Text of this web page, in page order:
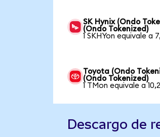
SK Hynix (Ondo
(Ondo Tokenized)
1 SKHYon equivale a
Toyota (Ondo
(Ondo Tokenized)
1 TMon equivale a
Descargo de